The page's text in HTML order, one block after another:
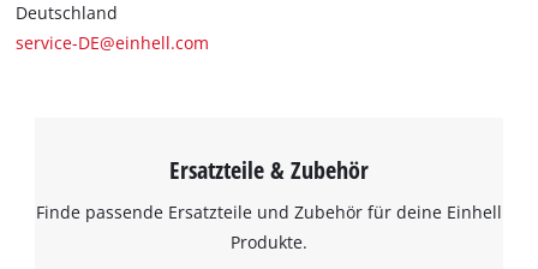
Deutschland
service-DE@einhell.com
Ersatzteile & Zubehör
Finde passende Ersatzteile und Zubehör für deine Einhell
Produkte.